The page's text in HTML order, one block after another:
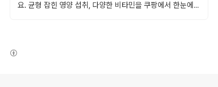
요. 균형 잡힌 영양 섭취, 다양한 비타민을 쿠팡에서 한눈에